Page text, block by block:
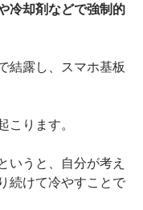
冷却剤などで強制的
結露し、スマホ基板
こります。
いうと、自分が考え
続けて冷やすことで